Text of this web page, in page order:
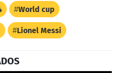
World cup
Lionel Messi